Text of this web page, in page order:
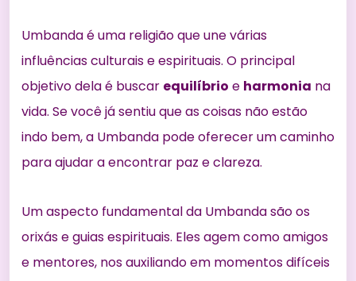
Umbanda é uma religião que une várias
influências culturais e espirituais. O principal
objetivo dela é buscar equilíbrio e harmonia na
vida. Se você já sentiu que as coisas não estão
indo bem, a Umbanda pode oferecer um caminho
para ajudar a encontrar paz e clareza.
Um aspecto fundamental da Umbanda são os
orixás e guias espirituais. Eles agem como amigos
e mentores, nos auxiliando em momentos difíceis